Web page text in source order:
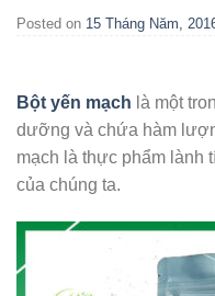
Posted on 15 Tháng Năm,
Bột yến mạch là một
dưỡng và chứa hàm
mạch là thực phẩm lành
của chúng ta.